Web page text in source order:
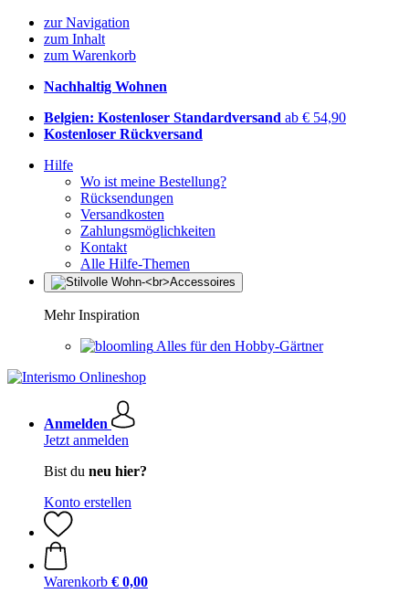
zur Navigation
zum Inhalt
zum Warenkorb
Nachhaltig Wohnen
Belgien: Kostenloser Standardversand ab € 54,90
Kostenloser Rückversand
Hilfe
Wo ist meine Bestellung?
Rücksendungen
Versandkosten
Zahlungsmöglichkeiten
Kontakt
Alle Hilfe-Themen
Mehr Inspiration
Alles für den Hobby-Gärtner
Anmelden
Jetzt anmelden
Bist du neu hier?
Konto erstellen
Warenkorb € 0,00